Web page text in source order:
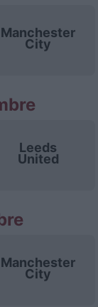
Manchester
City
Leeds
United
Manchester
City